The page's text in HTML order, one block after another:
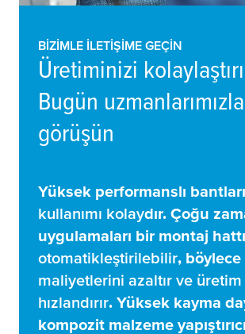
BIZIMLE ILETIŞIME GEÇIN
Üretiminizi
Bugün uzmanlarımızla
görüşün
Yüksek performanslı
kullanımı kolaydır. Çoğu
uygulamaları bir montaj
otomatikleştirilebilir, böylece
maliyetlerini azaltır ve
hızlandırır. Yüksek kayma
kompozit malzeme